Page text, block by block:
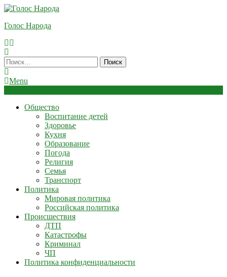
Skip
Content
Голос Народа
Найти:
Menu
Общество
Воспитание детей
Здоровье
Кухня
Образование
Погода
Религия
Семья
Транспорт
Политика
Мировая политика
Российская политика
Происшествия
ДТП
Катастрофы
Криминал
ЧП
Политика конфиденциальности